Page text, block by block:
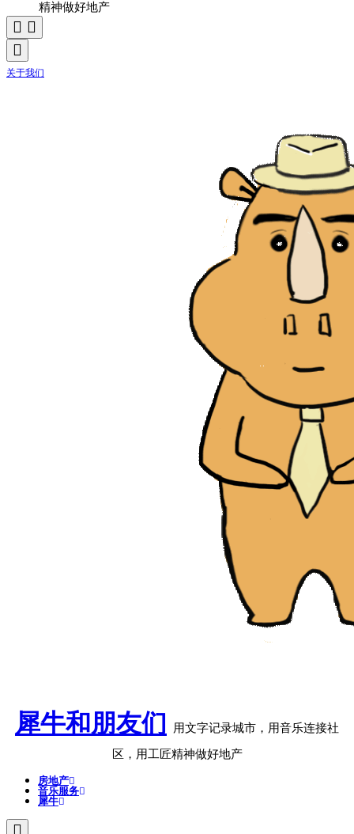
精神做好地产
关于我们
犀牛和朋友们 用文字记录城市，用音乐连接社
区，用工匠精神做好地产
房地产
音乐服务
犀牛